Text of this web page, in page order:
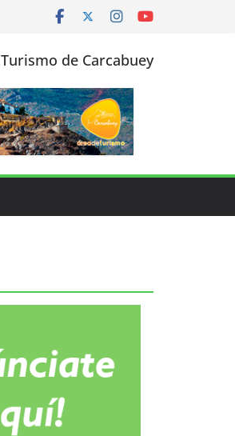
Turismo de Carcabuey